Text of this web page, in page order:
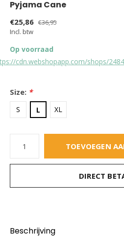
Pyjama Cane
€25,86 €36,95
Incl. btw
Op voorraad
cdn.webshopapp.com/shops/
Size: *
S L XL
TOEVOEGEN
DIRECT
Beschrijving